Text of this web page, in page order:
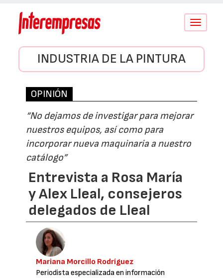
Conmutar
INDUSTRIA DE LA PINTURA
OPINIÓN
“No dejamos de investigar para mejorar
nuestros equipos, así como para
incorporar nueva maquinaria a nuestro
catálogo”
Entrevista a Rosa María
y Alex Lleal, consejeros
delegados de Lleal
Mariana Morcillo Rodríguez
Periodista especializada en información